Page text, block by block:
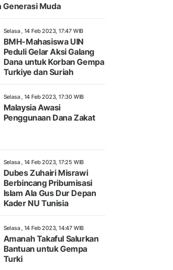
Generasi Muda
Selasa , 14 Feb 2023, 17:47 WIB
BMH-Mahasiswa UIN
Peduli Gelar Aksi Galang
Dana untuk Korban Gempa
Turkiye dan Suriah
Selasa , 14 Feb 2023, 17:30 WIB
Malaysia Awasi
Penggunaan Dana Zakat
Selasa , 14 Feb 2023, 17:25 WIB
Dubes Zuhairi Misrawi
Berbincang Pribumisasi
Islam Ala Gus Dur Depan
Kader NU Tunisia
Selasa , 14 Feb 2023, 14:47 WIB
Amanah Takaful Salurkan
Bantuan untuk Gempa
Turki